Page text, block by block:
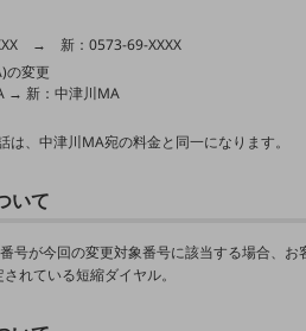
→ 新：0573-69-XXXX
の変更
→ 新：中津川MA
は、中津川MA宛の料金と同一になります。
いて
号が今回の変更対象番号に該当する場合、
れている短縮ダイヤル。